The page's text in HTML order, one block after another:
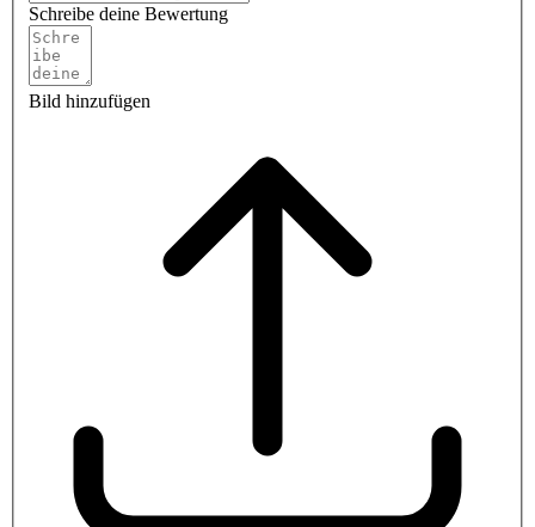
Schreibe deine Bewertung
Bild hinzufügen